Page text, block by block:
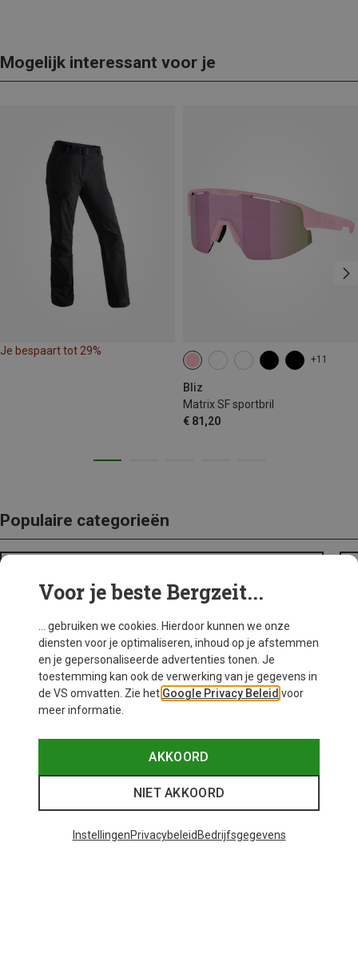
Mogelijk interessant voor je
Je bespaart tot 29%
+11
Bliz
Matrix SF sportbril
€ 81,20
Populaire categorieën
Voor je beste Bergzeit...
... gebruiken we cookies. Hierdoor kunnen we onze
diensten voor je optimaliseren, inhoud op je afstemmen
en je gepersonaliseerde advertenties tonen. Je
toestemming kan ook de verwerking van je gegevens in
de VS omvatten. Zie het Google Privacy Beleid voor
meer informatie.
AKKOORD
NIET AKKOORD
InstellingenPrivacybeleid Bedrijfsgegevens